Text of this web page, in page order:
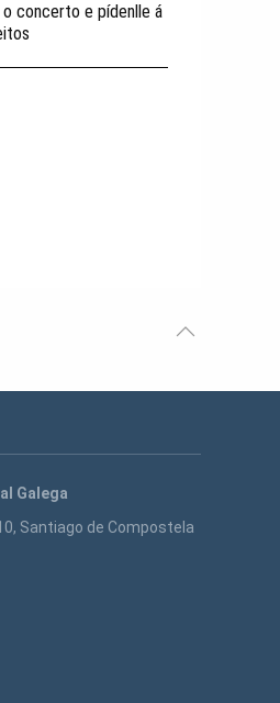
o concerto e pídenlle á
Galega
Santiago de Compostela